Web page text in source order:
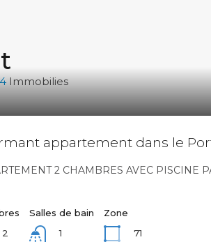
4 Immobilies
appartement dans le
2 CHAMBRES AVEC PISCINE
2
Salles de bain
1
Zone
71